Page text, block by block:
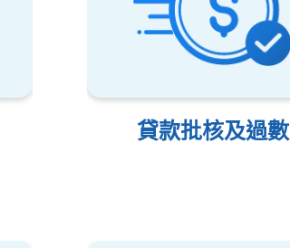
貸款批核及過數